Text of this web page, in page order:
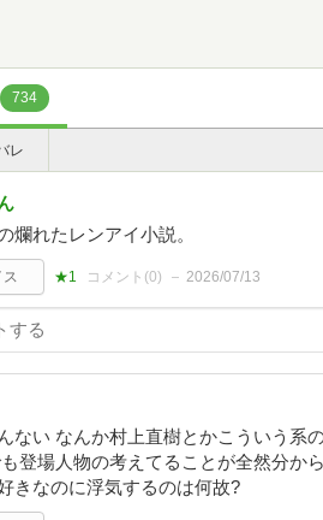
734
レ
爛れたレンアイ小説。
ス ★1 コメント(0) 2026/07/13
ない なんか村上直樹とかこういう系
登場人物の考えてることが全然分か
きなのに浮気するのは何故?